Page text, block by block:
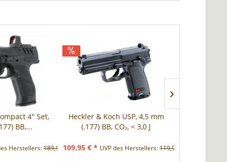
4" Set,
BB,...
Herstellers:189,90 € *
Heckler & Koch USP, 4,5 mm
(.177) BB, CO₂, < 3,0 J
109,95 € * UVP des Herstellers:119,95 € *